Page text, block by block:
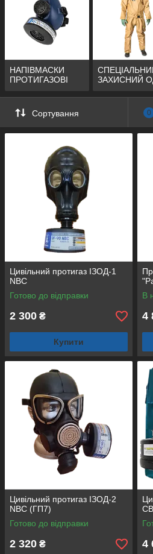
НАПІВМАСКИ
ПРОТИГАЗОВІ
ЗАХИСНИЙ
Сортування 0
Цивільний протигаз ІЗОД-1
NBC
Готово до відправки
2 300 ₴
Купити
В
4
Цивільний протигаз ІЗОД-2
NBC (ГП7)
Готово до відправки
2 320 ₴ 4